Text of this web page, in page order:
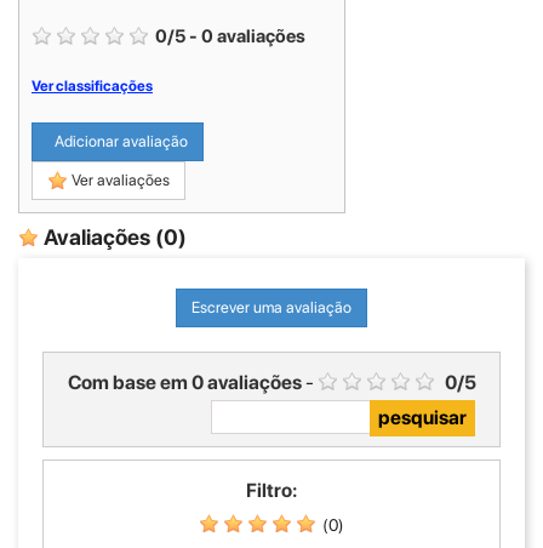
0/5 - 0 avaliações
Ver classificações
Adicionar avaliação
Ver avaliações
Avaliações (0)
Escrever uma avaliação
Com base em 0avaliações- 0/5
Filtro:
(0)